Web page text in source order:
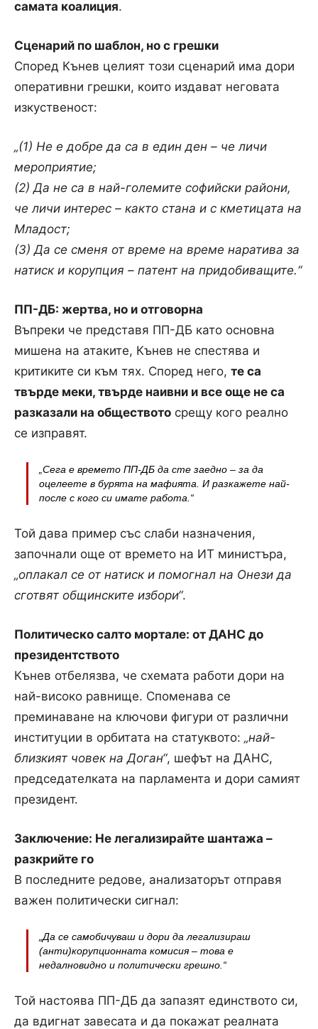
самата коалиция.
Сценарий по шаблон, но с грешки
Според Кънев целият този сценарий има дори
оперативни грешки, които издават неговата
изкуственост:
„(1) Не е добре да са в един ден – че личи
мероприятие;
(2) Да не са в най-големите софийски райони,
че личи интерес – както стана и с кметицата на
Младост;
(3) Да се сменя от време на време наратива за
натиск и корупция – патент на придобиващите.“
ПП-ДБ: жертва, но и отговорна
Въпреки че представя ПП-ДБ като основна
мишена на атаките, Кънев не спестява и
критиките си към тях. Според него, те са
твърде меки, твърде наивни и все още не са
разказали на обществото срещу кого реално
се изправят.
„Сега е времето ПП-ДБ да сте заедно – за да
оцелеете в бурята на мафията. И разкажете най-
после с кого си имате работа.“
Той дава пример със слаби назначения,
започнали още от времето на ИТ министъра,
„оплакал се от натиск и помогнал на Онези да
сготвят общинските избори“.
Политическо салто мортале: от ДАНС до
президентството
Кънев отбелязва, че схемата работи дори на
най-високо равнище. Споменава се
преминаване на ключови фигури от различни
институции в орбитата на статуквото: „най-
близкият човек на Доган“, шефът на ДАНС,
председателката на парламента и дори самият
президент.
Заключение: Не легализирайте шантажа –
разкрийте го
В последните редове, анализаторът отправя
важен политически сигнал:
„Да се самобичуваш и дори да легализираш
(анти)корупционната комисия – това е
недалновидно и политически грешно.“
Той настоява ПП-ДБ да запазят единството си,
да вдигнат завесата и да покажат реалната